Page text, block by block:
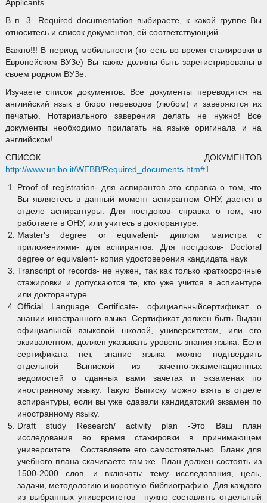
Applicants .
В п. 3. Required documentation выбираете, к какой группе Вы
относитесь и список документов, ей соответствующий.
Важно!!! В период мобильности (то есть во время стажировки в
Европейском ВУЗе) Вы также должны быть зарегистрированы в
своем родном ВУЗе.
Изучаете список документов. Все документы переводятся на
английский язык в бюро переводов (любом) и заверяются их
печатью. Нотариального заверения делать не нужно! Все
документы необходимо прилагать на языке оригинала и на
английском!
СПИСОК ДОКУМЕНТОВ
http://www.unibo.it/WEBB/Required_documents.htm#1
Proof of registration- для аспирантов это справка о том, что
Вы являетесь в данный момент аспирантом ОНУ, дается в
отделе аспирантуры. Для постдоков- справка о том, что
работаете в ОНУ, или учитесь в докторантуре.
Master's degree or equivalent- диплом магистра с
приложениями- для аспирантов. Для постдоков- Doctoral
degree or equivalent- копия удостоверения кандидата наук
Transcript of records- не нужен, так как только краткосрочные
стажировки и допускаются те, кто уже учится в аспиантуре
или докторантуре.
Official Language Certificate- официальныйсертификат о
знании иностранного языка. Сертификат должен быть Выдан
официальной языковой школой, университетом, или его
эквивалентом, должен указывать уровень знания языка. Если
сертификата нет, знание языка можно подтвердить
отдельной Выпиской из зачетно-экзаменационных
ведомостей о сданных вами зачетах и экзаменах по
иностранному языку. Такую Выписку можно взять в отделе
аспирантуры, если вы уже сдавали кандидатский экзамен по
иностранному языку.
Draft study Research/ activity plan -Это Ваш план
исследования во время стажировки в принимающем
университете. Составляете его самостоятельно. Бланк для
учебного плана скачиваете там же. План должен состоять из
1500-2000 слов, и включать: тему исследования, цель,
задачи, методологию и короткую библиографию. Для каждого
из выбранных университетов нужно составлять отдельный